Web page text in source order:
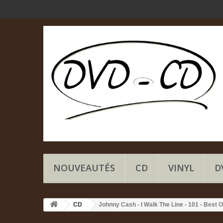
NOUVEAUTÉS CD VINYL
CD Johnny Cash - I Walk The Line - 101 - Best